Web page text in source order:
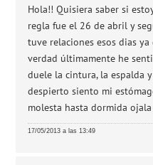
Hola!! Quisiera saber si
regla fue el 26 de abril y
tuve relaciones esos dias
verdad últimamente he
duele la cintura, la espalda
despierto siento mi
molesta hasta dormida
17/05/2013 a las 13:49